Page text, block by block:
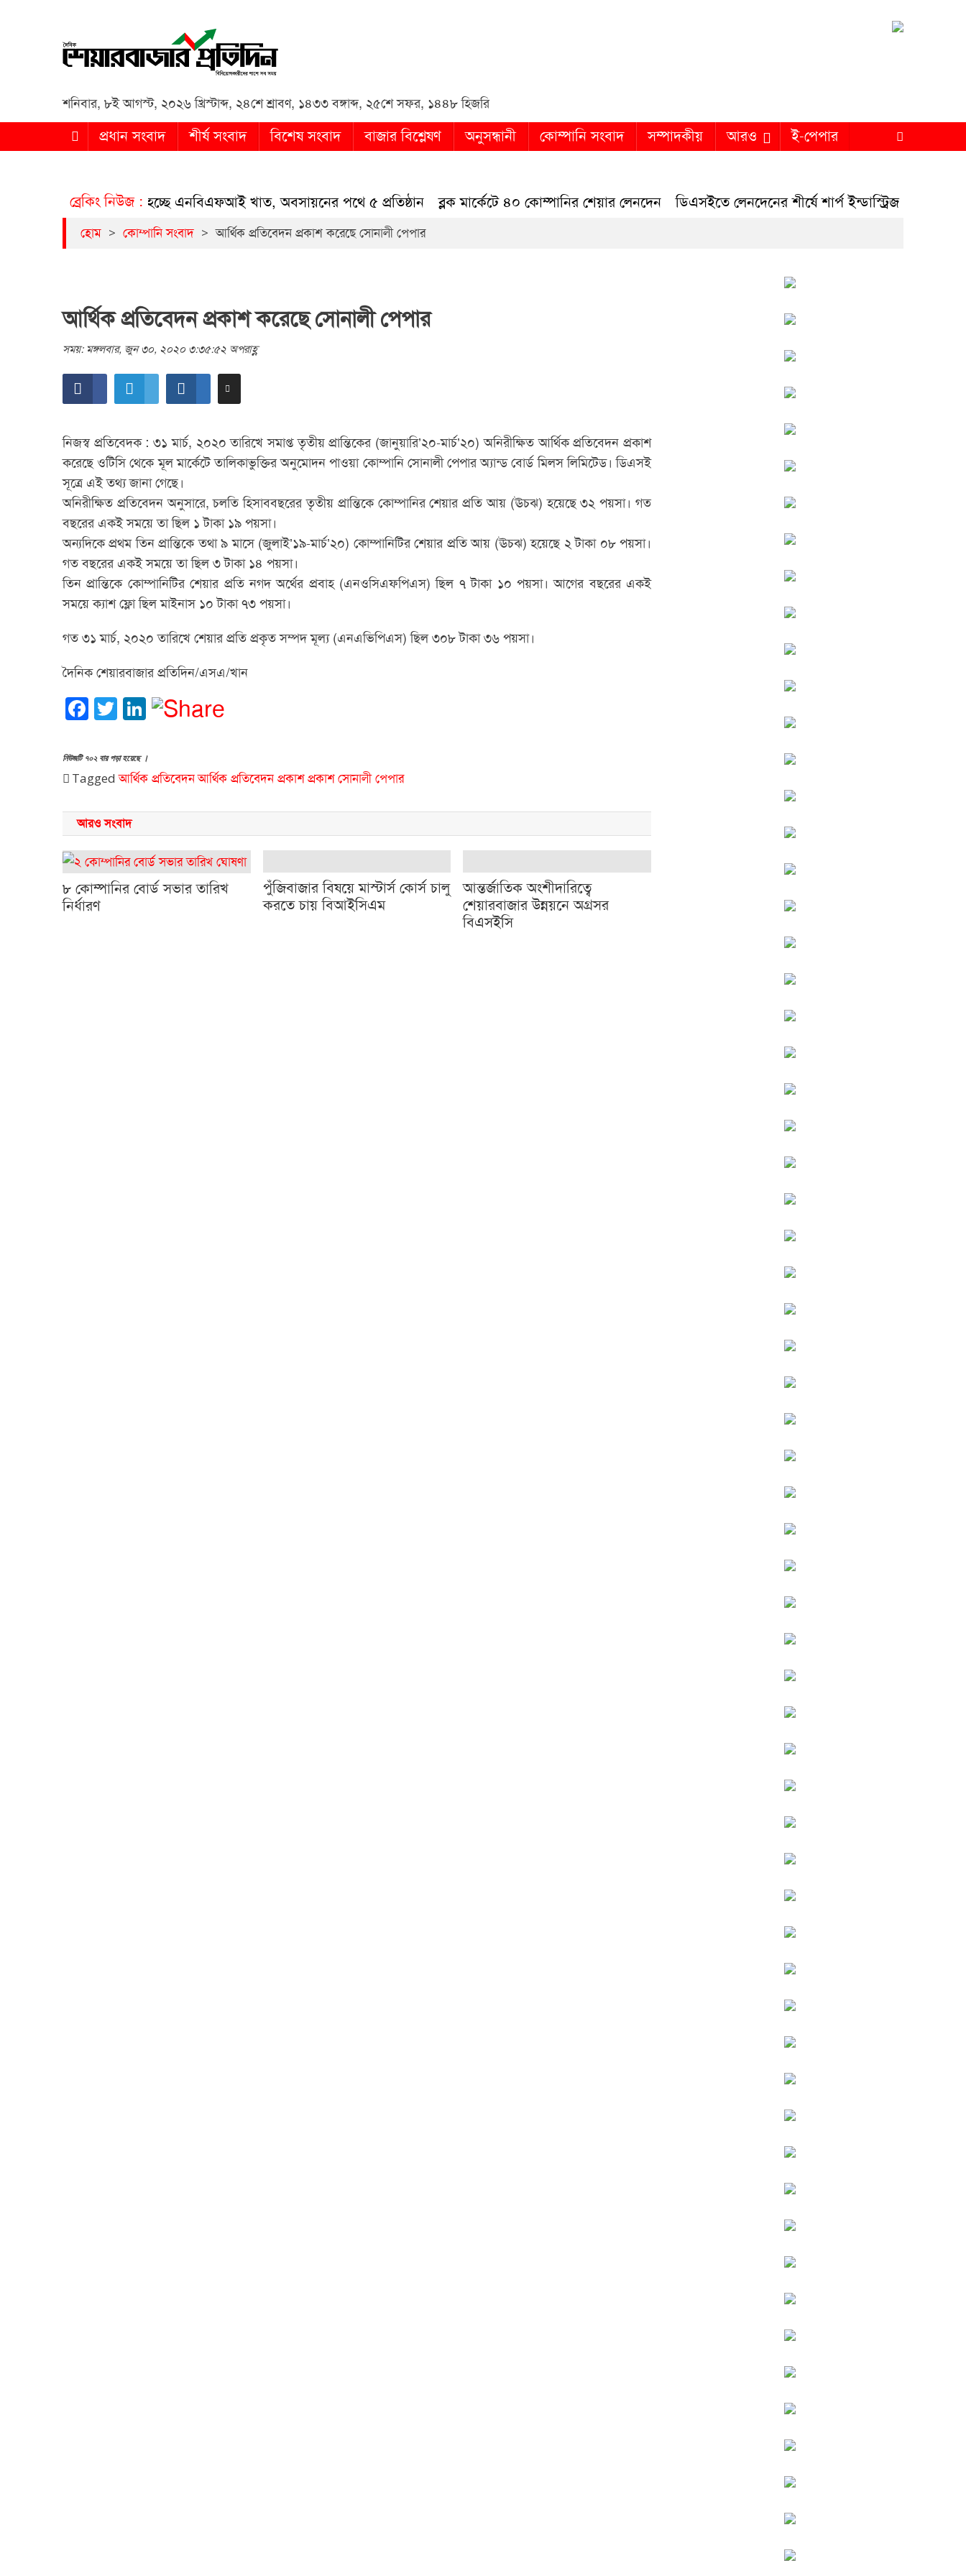
Daily Share Bazar Protidin
শনিবার, ৮ই আগস্ট, ২০২৬ খ্রিস্টাব্দ, ২৪শে শ্রাবণ, ১৪৩৩ বঙ্গাব্দ, ২৫শে সফর, ১৪৪৮ হিজরি
প্রধান সংবাদ শীর্ষ সংবাদ বিশেষ সংবাদ বাজার বিশ্লেষণ অনুসন্ধানী কোম্পানি সংবাদ সম্পাদকীয় আরও ই-পেপার
ব্রেকিং নিউজ :
সংকুচিত হচ্ছে এনবিএফআই খাত, অবসায়নের পথে ৫ প্রতিষ্ঠান ব্লক মার্কেটে ৪০ কোম্পানির শেয়ার লেনদেন ডিএসইতে লেনদেনের শীর্ষে শার্প ইন্ডাস্ট্রিজ ডিএসইতে দর
হোম > কোম্পানি সংবাদ > আর্থিক প্রতিবেদন প্রকাশ করেছে সোনালী পেপার
আর্থিক প্রতিবেদন প্রকাশ করেছে সোনালী পেপার
সময়: মঙ্গলবার, জুন ৩০, ২০২০ ৩:৩৫:৫২ অপরাহ্ণ
নিজস্ব প্রতিবেদক : ৩১ মার্চ, ২০২০ তারিখে সমাপ্ত তৃতীয় প্রান্তিকের (জানুয়ারি’২০-মার্চ’২০) অনিরীক্ষিত আর্থিক প্রতিবেদন প্রকাশ
করেছে ওটিসি থেকে মূল মার্কেটে তালিকাভুক্তির অনুমোদন পাওয়া কোম্পানি সোনালী পেপার অ্যান্ড বোর্ড মিলস লিমিটেড। ডিএসই
সূত্রে এই তথ্য জানা গেছে।
অনিরীক্ষিত প্রতিবেদন অনুসারে, চলতি হিসাববছরের তৃতীয় প্রান্তিকে কোম্পানির শেয়ার প্রতি আয় (ঊচঝ) হয়েছে ৩২ পয়সা। গত
বছরের একই সময়ে তা ছিল ১ টাকা ১৯ পয়সা।
অন্যদিকে প্রথম তিন প্রান্তিকে তথা ৯ মাসে (জুলাই’১৯-মার্চ’২০) কোম্পানিটির শেয়ার প্রতি আয় (ঊচঝ) হয়েছে ২ টাকা ০৮ পয়সা।
গত বছরের একই সময়ে তা ছিল ৩ টাকা ১৪ পয়সা।
তিন প্রান্তিকে কোম্পানিটির শেয়ার প্রতি নগদ অর্থের প্রবাহ (এনওসিএফপিএস) ছিল ৭ টাকা ১০ পয়সা। আগের বছরের একই
সময়ে ক্যাশ ফ্লো ছিল মাইনাস ১০ টাকা ৭৩ পয়সা।
গত ৩১ মার্চ, ২০২০ তারিখে শেয়ার প্রতি প্রকৃত সম্পদ মূল্য (এনএভিপিএস) ছিল ৩০৮ টাকা ৩৬ পয়সা।
দৈনিক শেয়ারবাজার প্রতিদিন/এসএ/খান
Facebook
Twitter
LinkedIn
নিউজটি ৭০২ বার পড়া হয়েছে ।
Taggedআর্থিক প্রতিবেদনআর্থিক প্রতিবেদন প্রকাশপ্রকাশসোনালী পেপার
আরও সংবাদ
৮ কোম্পানির বোর্ড সভার তারিখ
নির্ধারণ
পুঁজিবাজার বিষয়ে মাস্টার্স কোর্স চালু
করতে চায় বিআইসিএম
আন্তর্জাতিক অংশীদারিত্বে
শেয়ারবাজার উন্নয়নে অগ্রসর
বিএসইসি